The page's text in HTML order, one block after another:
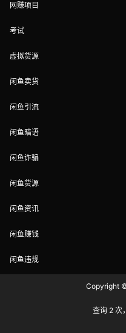
网赚项目
考试
虚拟货源
闲鱼卖货
闲鱼引流
闲鱼暗语
闲鱼诈骗
闲鱼货源
闲鱼资讯
闲鱼赚钱
闲鱼违规
Copyright
查询 2 次